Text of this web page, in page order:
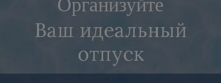
Организуйте
Ваш идеальный
отпуск